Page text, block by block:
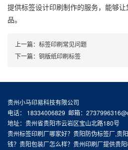
提供标签设计印刷制作的服务，能够
品。
上一篇： 标签印刷常见问题
下一篇： 铜版纸印刷标签
贵州小马印易科技有限公司
电话： 18334006829 邮箱：
地址：贵州省贵阳市云岩区宝山北路180号
贵州标签印刷厂哪家好？贵阳防伪标签厂,贵
钱？贵阳包装厂怎么样？贵州印刷厂提供贵